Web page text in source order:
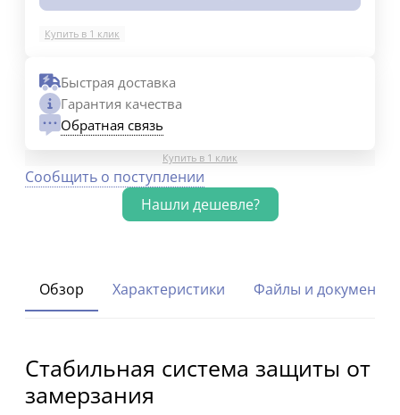
Купить в 1 клик
Быстрая доставка
Гарантия качества
Обратная связь
Купить в 1 клик
Сообщить о поступлении
Обзор Характеристики Файлы и документы
Стабильная система защиты от
замерзания